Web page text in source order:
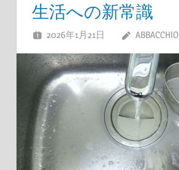
生活への新常識
2026年1月21日 ABBACCHIO